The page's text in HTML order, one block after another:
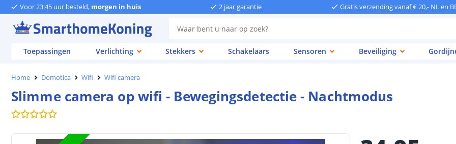
Voor 23:45 uur besteld, morgen in huis 2 jaar garantie Gratis verzending vanaf € 20,- NL en
Toepassingen Verlichting Stekkers Schakelaars Sensoren Beveiliging
Home Domotica Wifi Wifi camera
Slimme camera op wifi - Bewegingsdetectie - Nachtmodus